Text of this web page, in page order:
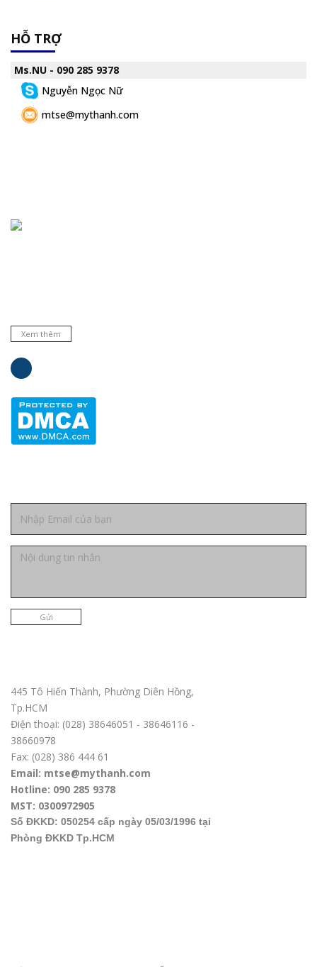
HỖ TRỢ
Ms.NU - 090 285 9378
Nguyễn Ngọc Nữ
mtse@mythanh.com
Xem thêm
Gửi
445 Tô Hiến Thành, Phường Diên Hồng,
Tp.HCM
Điện thoại: (028) 38646051 - 38646116 -
38660978
Fax: (028) 386 444 61
Email: mtse@mythanh.com
Hotline: 090 285 9378
MST: 0300972905
Số ĐKKD: 050254 cấp ngày 05/03/1996 tại
Phòng ĐKKD Tp.HCM